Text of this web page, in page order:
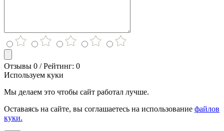
Отзывы 0 / Рейтинг: 0
Используем куки
Мы делаем это чтобы сайт работал лучше.
Оставаясь на сайте, вы соглашаетесь на использование файлов
куки.